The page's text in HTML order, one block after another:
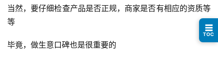
坑
指
登录
当然，要仔细检查产品是否正规，商家是否有相应的资质等
等
毕竟，做生意口碑也是很重要的
☰
TOC